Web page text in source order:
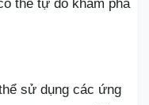
thể tự do khám phá
sử dụng các ứng